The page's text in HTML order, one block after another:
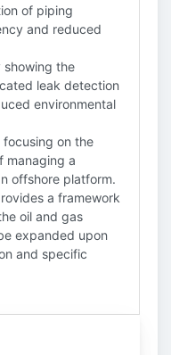
of piping
and reduced
showing the
leak detection
environmental
on the
managing a
offshore platform.
a framework
oil and gas
expanded upon
and specific